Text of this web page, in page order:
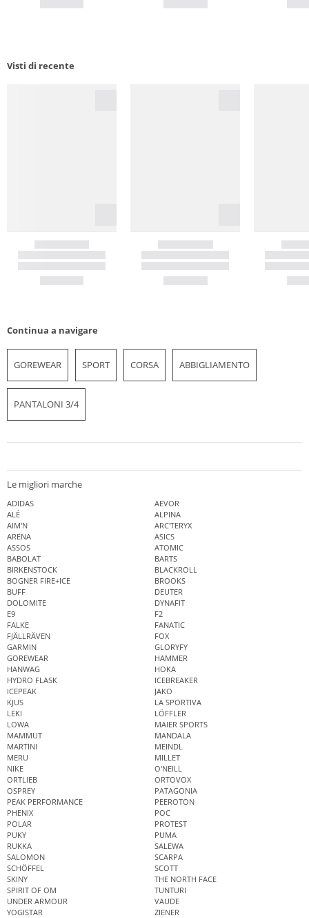
Visti di recente
Continua a navigare
GOREWEAR SPORT CORSA ABBIGLIAMENTO
PANTALONI 3/4
Le migliori marche
ADIDAS
AEVOR
ALÉ
ALPINA
AIM'N
ARC'TERYX
ARENA
ASICS
ASSOS
ATOMIC
BABOLAT
BARTS
BIRKENSTOCK
BLACKROLL
BOGNER FIRE+ICE
BROOKS
BUFF
DEUTER
DOLOMITE
DYNAFIT
E9
F2
FALKE
FANATIC
FJÄLLRÄVEN
FOX
GARMIN
GLORYFY
GOREWEAR
HAMMER
HANWAG
HOKA
HYDRO FLASK
ICEBREAKER
ICEPEAK
JAKO
KJUS
LA SPORTIVA
LEKI
LÖFFLER
LOWA
MAIER SPORTS
MAMMUT
MANDALA
MARTINI
MEINDL
MERU
MILLET
NIKE
O'NEILL
ORTLIEB
ORTOVOX
OSPREY
PATAGONIA
PEAK PERFORMANCE
PEEROTON
PHENIX
POC
POLAR
PROTEST
PUKY
PUMA
RUKKA
SALEWA
SALOMON
SCARPA
SCHÖFFEL
SCOTT
SKINY
THE NORTH FACE
SPIRIT OF OM
TUNTURI
UNDER ARMOUR
VAUDE
YOGISTAR
ZIENER